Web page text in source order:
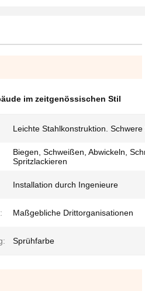
im zeitgenössischen Stil
Leichte Stahlkonstruktion.
Biegen, Schweißen, Abwickeln,
Spritzlackieren
Installation durch Ingenieure
Maßgebliche Drittorganisationen
Sprühfarbe